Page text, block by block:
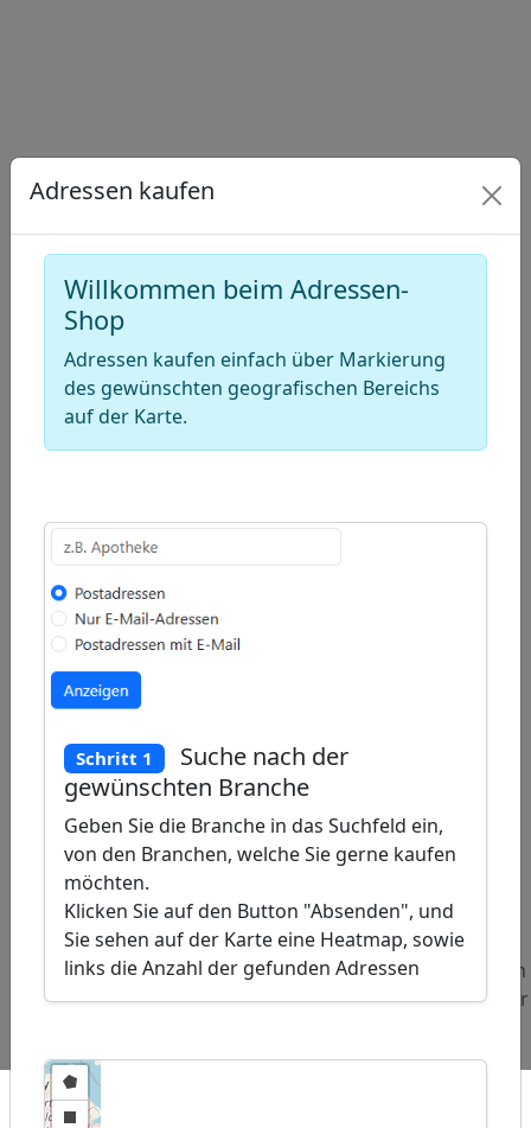
a
polygon
Draw
a
rectangle
Draw
a
Edit
layers
Delete
layers
Beliebte
Abfragen:
Adressen
Hausverwaltungsunternehmen
Adressen
Freibäder
Adressen kaufen
Willkommen beim Adressen-
Shop
Adressen kaufen einfach über Markierung
des gewünschten geografischen Bereichs
auf der Karte.
Schritt 1
Suche nach der
gewünschten Branche
Geben Sie die Branche in das Suchfeld ein,
von den Branchen, welche Sie gerne kaufen
möchten.
Klicken Sie auf den Button "Absenden", und
Sie sehen auf der Karte eine Heatmap, sowie
links die Anzahl der gefunden Adressen